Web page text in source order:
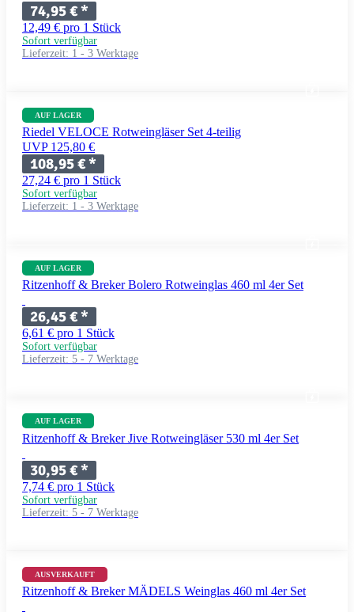
74,95 €*
12,49 € pro 1 Stück
Sofort verfügbar
Lieferzeit: 1 - 3 Werktage
AUF LAGER
Riedel VELOCE Rotweingläser Set 4-teilig
UVP 125,80 €
108,95 €*
27,24 € pro 1 Stück
Sofort verfügbar
Lieferzeit: 1 - 3 Werktage
AUF LAGER
Ritzenhoff & Breker Bolero Rotweinglas 460 ml 4er Set
26,45 €*
6,61 € pro 1 Stück
Sofort verfügbar
Lieferzeit: 5 - 7 Werktage
AUF LAGER
Ritzenhoff & Breker Jive Rotweingläser 530 ml 4er Set
30,95 €*
7,74 € pro 1 Stück
Sofort verfügbar
Lieferzeit: 5 - 7 Werktage
AUSVERKAUFT
Ritzenhoff & Breker MÄDELS Weinglas 460 ml 4er Set